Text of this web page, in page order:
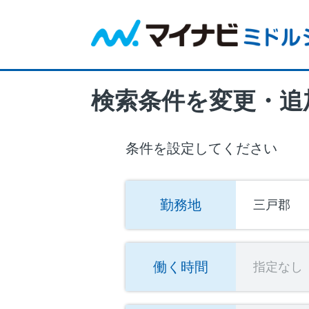
検索条件を変更・
条件を設定してください
勤務地 三戸郡
働く時間 指定なし